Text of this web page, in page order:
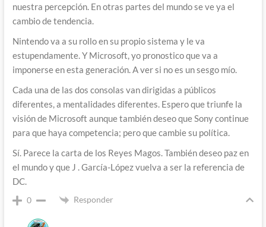
nuestra percepción. En otras partes del mundo se ve ya el
cambio de tendencia.
Nintendo va a su rollo en su propio sistema y le va
estupendamente. Y Microsoft, yo pronostico que va a
imponerse en esta generación. A ver si no es un sesgo mío.
Cada una de las dos consolas van dirigidas a públicos
diferentes, a mentalidades diferentes. Espero que triunfe la
visión de Microsoft aunque también deseo que Sony continue
para que haya competencia; pero que cambie su política.
Sí. Parece la carta de los Reyes Magos. También deseo paz en
el mundo y que J . García-López vuelva a ser la referencia de
DC.
0 Responder